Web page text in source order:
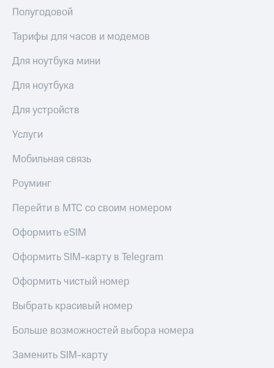
деньги
и получайте
и
номер
автоплатежа
другого
оператора
Оплата
и
с
на карту
МТС Pay
при
со связью
Полугодовой
Тарифы для часов и модемов
Для ноутбука мини
Для ноутбука
Для устройств
Услуги
Мобильная связь
Роуминг
Перейти в МТС со своим номером
Оформить eSIM
Оформить SIM-карту в Telegram
Оформить чистый номер
Выбрать красивый номер
Больше возможностей выбора номера
Заменить SIM-карту